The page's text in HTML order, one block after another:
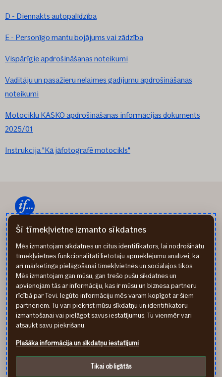
D - Diennakts autopalīdzība
E - Personīgo mantu bojājums vai zādzība
Vispārīgie apdrošināšanas noteikumi
Vadītāju un pasažieru nelaimes gadījumu apdrošināšanas
noteikumi
Motociklu KASKO apdrošināšanas informācijas dokuments
2025/01
Instrukcija "Kā jāfotografē motocikls"
67 338 333
info@if.lv
If P&C Insurance AS Latvijas filiāle
Republikas laukums 2A, Rīga, LV-1010
If Privātuma aizsardzības noteikumi
Šī tīmekļvietne izmanto sīkdatnes
Mēs izmantojam sīkdatnes un citus identifikators, lai nodrošinātu
tīmekļvietnes funkcionalitāti lietotāju apmeklējumu analīzei, kā
arī mārketinga pielāgošanai tīmekļvietnēs un sociālajos tīkos.
Mēs izmantojam gan mūsu, gan trešo pušu sīkdatnes un
apvienojam tās ar informāciju, kas ir mūsu un biznesa partneru
rīcībā par Tevi. Iegūto informāciju mēs varam kopīgot ar šiem
partneriem. Tu vari piekrist mūsu sīkdatņu un identifikatoru
izmantošanai vai pielāgot savus iestatījumus. Tu vienmēr vari
atsaukt savu piekrišanu.
Plašāka informācija un sīkdatņu iestatījumi
Tikai obligātās